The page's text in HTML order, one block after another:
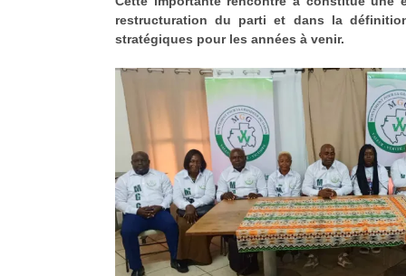
restructuration du parti et dans la
stratégiques pour les années à venir.